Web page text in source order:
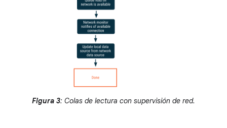
Figura 3: Colas de lectura con supervisión de red.